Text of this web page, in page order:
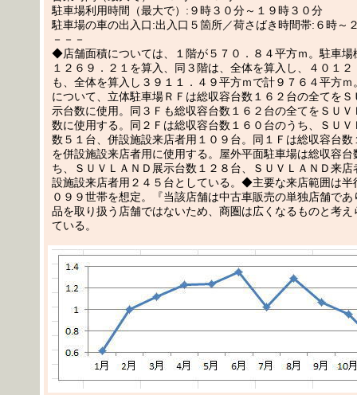
駐車場利用時間（最大で）:９時３０分～１９時３０分
駐車場の車の出入口:出入口５箇所／荷さばき時間帯:６時～
－－－
◆店舗面積については、１階が５７０．８４平方ｍ。駐車場
１２６９．２１を算入、同３階は、全体を算入し、４０１
も、全体を算入し３９１１．４９平方ｍで計９７６４平方
について、立体駐車場ＲＦは総収容台数１６２台の全てをＳ
示台数に使用。同３Ｆも総収容台数１６２台の全てをＳＵＶ
数に使用する。同２Ｆは総収容台数１６０台のうち、ＳＵＶ
数５１台、併設施設来店者用１０９台。同１Ｆは総収容台数
を併設施設来店者用に使用する。屋外平面駐車場は総収容台
ち、ＳＵＶＬＡＮＤ展示台数１２８台、ＳＵＶＬＡＮＤ来店
設施設来店者用２４５台としている。◆主要な来店範囲は半
０９９世帯を想定。『当該店舗は中古車販売の単独店舗で
品を取り扱う店舗ではないため、商圏は広くなるものと考え
ている。